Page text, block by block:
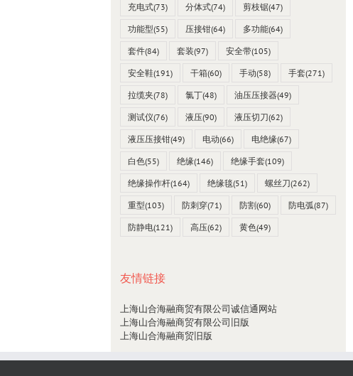
充电式(73) 分体式(74) 剪枝锯(47)
功能型(55) 压接钳(64) 多功能(64)
套件(84) 套装(97) 安全带(105)
安全鞋(191) 干箱(60) 手动(58) 手套(271)
拉缆夹(78) 氯丁(48) 油压压接器(49)
测试仪(76) 液压(90) 液压切刀(62)
液压压接钳(49) 电动(66) 电绝缘(67)
白色(55) 绝缘(146) 绝缘手套(109)
绝缘操作杆(164) 绝缘毯(51) 螺丝刀(262)
重型(103) 防刺穿(71) 防割(60) 防电弧(87)
防静电(121) 高压(62) 黄色(49)
友情链接
上海山合海融商贸有限公司诚信通网站
上海山合海融商贸有限公司旧版
上海山合海融商贸旧版